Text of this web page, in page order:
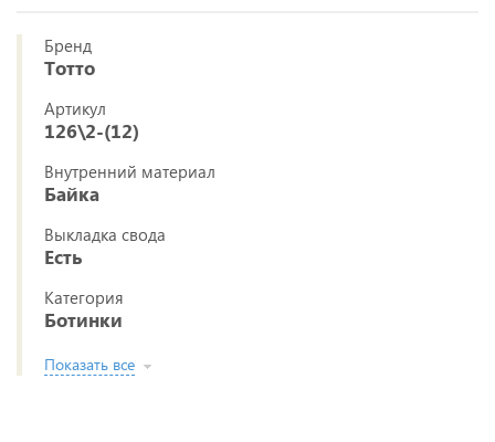
Бренд
Тотто
Артикул
126\2-(12)
Внутренний материал
Байка
Выкладка свода
Есть
Категория
Ботинки
Показать все